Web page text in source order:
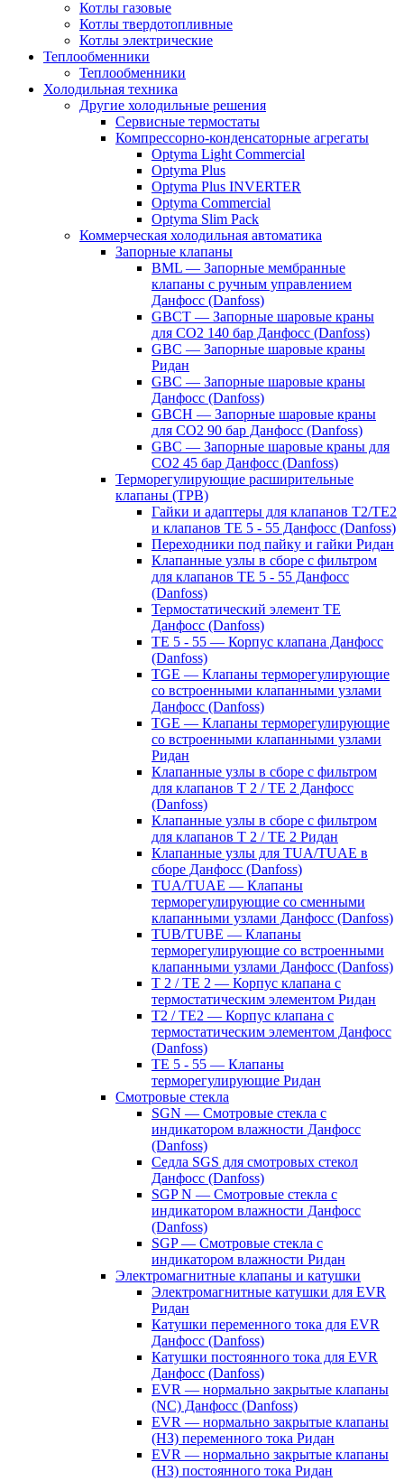
Котлы газовые
Котлы твердотопливные
Котлы электрические
Теплообменники
Теплообменники
Холодильная техника
Другие холодильные решения
Сервисные термостаты
Компрессорно-конденсаторные агрегаты
Optyma Light Commercial
Optyma Plus
Optyma Plus INVERTER
Optyma Commercial
Optyma Slim Pack
Коммерческая холодильная автоматика
Запорные клапаны
BML — Запорные мембранные
клапаны с ручным управлением
Данфосс (Danfoss)
GBCT — Запорные шаровые краны
для CO2 140 бар Данфосс (Danfoss)
GBC — Запорные шаровые краны
Ридан
GBC — Запорные шаровые краны
Данфосс (Danfoss)
GBCH — Запорные шаровые краны
для CO2 90 бар Данфосс (Danfoss)
GBC — Запорные шаровые краны для
CO2 45 бар Данфосс (Danfoss)
Терморегулирующие расширительные
клапаны (ТРВ)
Гайки и адаптеры для клапанов T2/TE2
и клапанов TE 5 - 55 Данфосс (Danfoss)
Переходники под пайку и гайки Ридан
Клапанные узлы в сборе с фильтром
для клапанов TE 5 - 55 Данфосс
(Danfoss)
Термостатический элемент TE
Данфосс (Danfoss)
TE 5 - 55 — Корпус клапана Данфосс
(Danfoss)
TGE — Клапаны терморегулирующие
со встроенными клапанными узлами
Данфосс (Danfoss)
TGE — Клапаны терморегулирующие
со встроенными клапанными узлами
Ридан
Клапанные узлы в сборе с фильтром
для клапанов T 2 / TE 2 Данфосс
(Danfoss)
Клапанные узлы в сборе с фильтром
для клапанов T 2 / TE 2 Ридан
Клапанные узлы для TUA/TUAE в
сборе Данфосс (Danfoss)
TUA/TUAE — Клапаны
терморегулирующие со сменными
клапанными узлами Данфосс (Danfoss)
TUB/TUBE — Клапаны
терморегулирующие со встроенными
клапанными узлами Данфосс (Danfoss)
T 2 / TE 2 — Корпус клапана с
термостатическим элементом Ридан
T2 / TE2 — Корпус клапана с
термостатическим элементом Данфосс
(Danfoss)
TE 5 - 55 — Клапаны
терморегулирующие Ридан
Смотровые стекла
SGN — Смотровые стекла с
индикатором влажности Данфосс
(Danfoss)
Седла SGS для смотровых стекол
Данфосс (Danfoss)
SGP N — Смотровые стекла с
индикатором влажности Данфосс
(Danfoss)
SGP — Смотровые стекла с
индикатором влажности Ридан
Электромагнитные клапаны и катушки
Электромагнитные катушки для EVR
Ридан
Катушки переменного тока для EVR
Данфосс (Danfoss)
Катушки постоянного тока для EVR
Данфосс (Danfoss)
EVR — нормально закрытые клапаны
(NC) Данфосс (Danfoss)
EVR — нормально закрытые клапаны
(НЗ) переменного тока Ридан
EVR — нормально закрытые клапаны
(НЗ) постоянного тока Ридан